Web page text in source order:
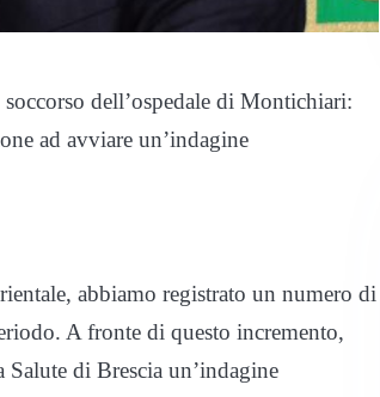
dell’ospedale di Montichiari:
ad avviare un’indagine
abbiamo registrato un numero di
A fronte di questo incremento,
di Brescia un’indagine